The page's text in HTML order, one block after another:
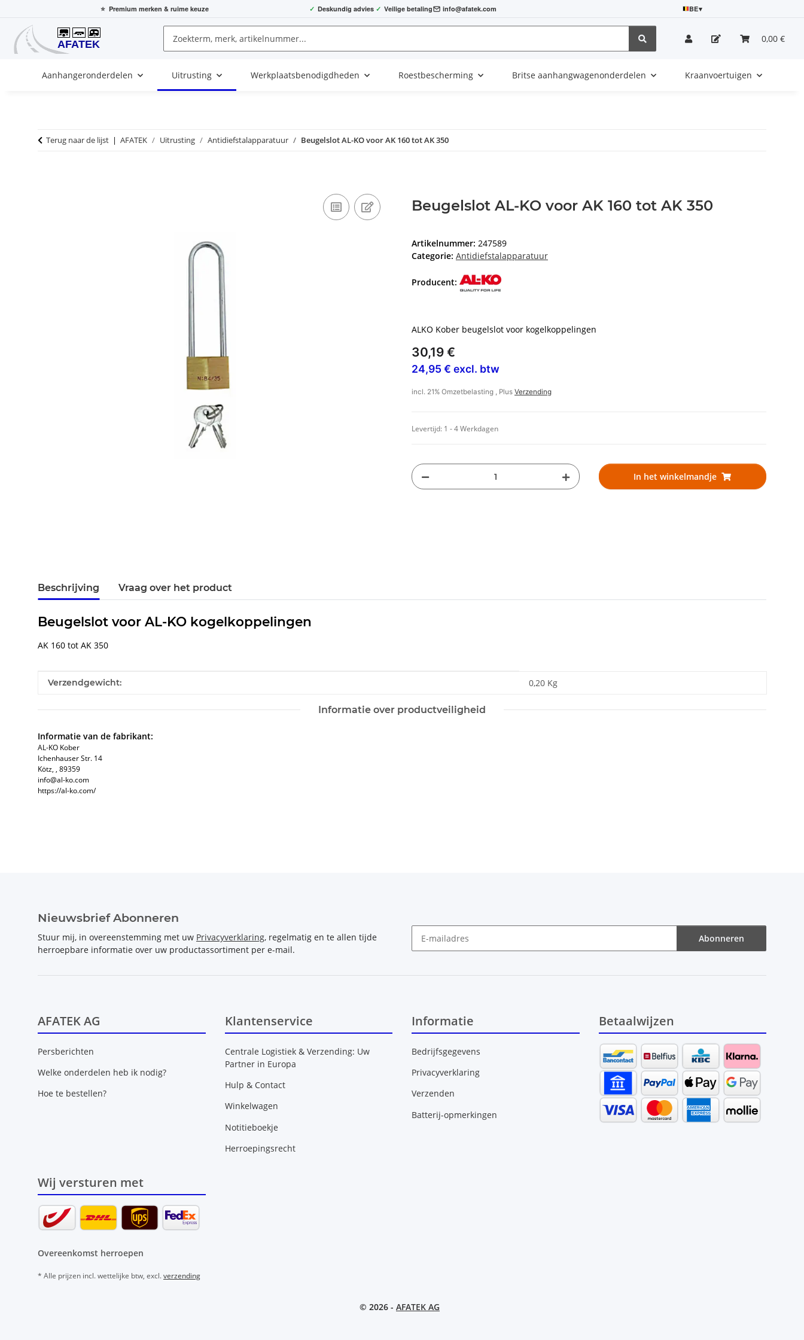
⭐ Premium merken & ruime keuze ✓ Deskundig advies ✓ Veilige betaling info@afatek.com BE▾
0,00 €
Aanhangeronderdelen Uitrusting Werkplaatsbenodigdheden Roestbescherming Britse aanhangwagenonderdelen Kraanvoertuigen
Terug naar de lijst AFATEK Uitrusting Antidiefstalapparatuur Beugelslot AL-KO voor AK 160 tot AK 350
Beugelslot AL-KO voor AK 160 tot AK 350
Artikelnummer: 247589
Categorie: Antidiefstalapparatuur
Producent:
ALKO Kober beugelslot voor kogelkoppelingen
30,19 €
24,95 € excl. btw
incl. 21% Omzetbelasting , Plus Verzending
Levertijd: 1 - 4 Werkdagen
In het winkelmandje
Beschrijving Vraag over het product
Beugelslot voor AL-KO kogelkoppelingen
AK 160 tot AK 350
#productDetails.itemInformation#
#productDetails.itemValue#
Verzendgewicht: 0,20 Kg
Informatie over productveiligheid
Informatie van de fabrikant:
AL-KO Kober
Ichenhauser Str. 14
Kötz, , 89359
info@al-ko.com
https://al-ko.com/
Nieuwsbrief Abonneren
Stuur mij, in overeenstemming met uw Privacyverklaring, regelmatig en te allen tijde
herroepbare informatie over uw productassortiment per e-mail.
Abonneren
AFATEK AG
Persberichten
Welke onderdelen heb ik nodig?
Hoe te bestellen?
Klantenservice
Centrale Logistiek & Verzending: Uw
Partner in Europa
Hulp & Contact
Winkelwagen
Notitieboekje
Herroepingsrecht
Informatie
Bedrijfsgegevens
Privacyverklaring
Verzenden
Batterij-opmerkingen
Betaalwijzen
Wij versturen met
Overeenkomst herroepen
* Alle prijzen incl. wettelijke btw, excl.verzending
© 2026 - AFATEK AG